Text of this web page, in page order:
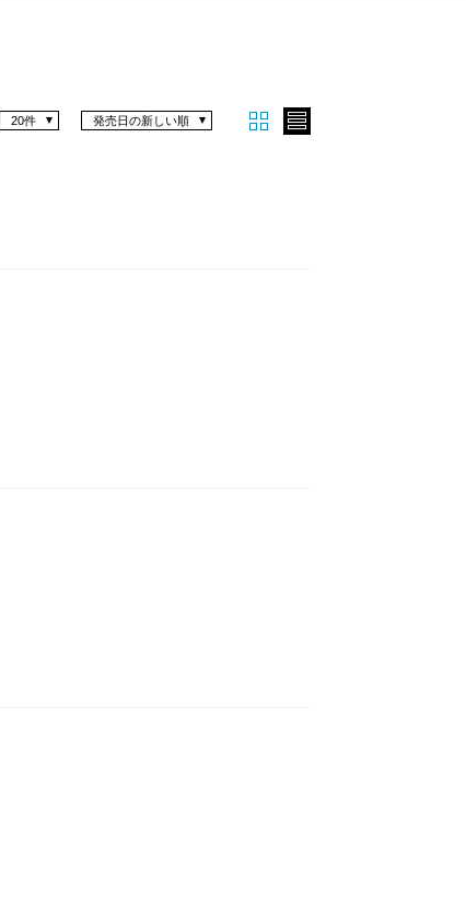
発売日の新しい順
20件